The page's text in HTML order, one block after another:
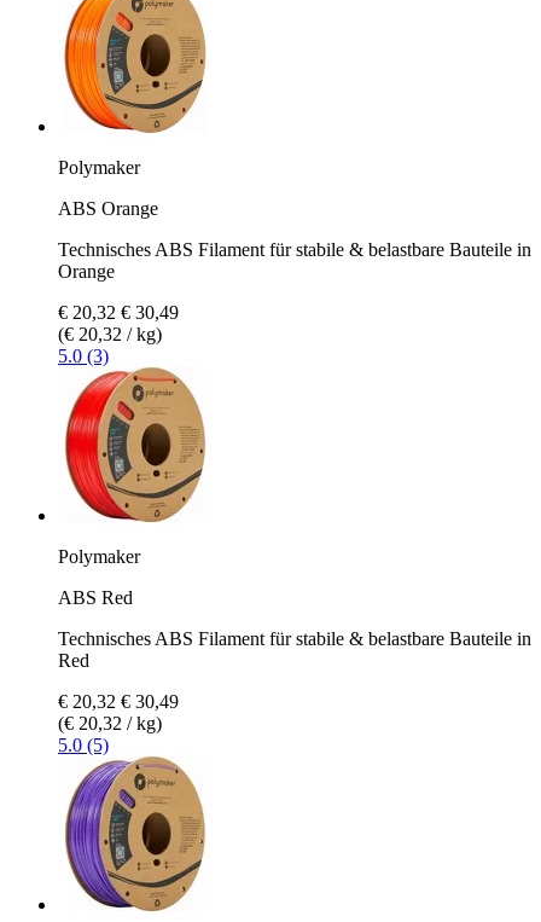
Polymaker
ABS Orange
Technisches ABS Filament für stabile & belastbare Bauteile in
Orange
€ 20,32 € 30,49
(€ 20,32 / kg)
5.0 (3)
Polymaker
ABS Red
Technisches ABS Filament für stabile & belastbare Bauteile in
Red
€ 20,32 € 30,49
(€ 20,32 / kg)
5.0 (5)